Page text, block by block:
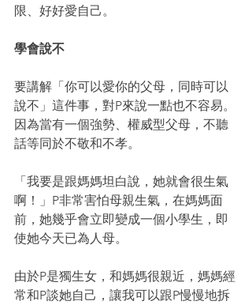
限、好好愛自己。
學會說不
要講解「你可以愛你的父母，同時可以
說不」這件事，對P來說一點也不容易。
因為當有一個強勢、權威型父母，不聽
話等同於不敬和不孝。
「我要是跟媽媽坦白說，她就會很生氣
啊！」P非常害怕母親生氣，在媽媽面
前，她幾乎會立即變成一個小學生，即
使她今天已為人母。
由於P是獨生女，和媽媽很親近，媽媽經
常和P談她自己，讓我可以跟P慢慢地拆